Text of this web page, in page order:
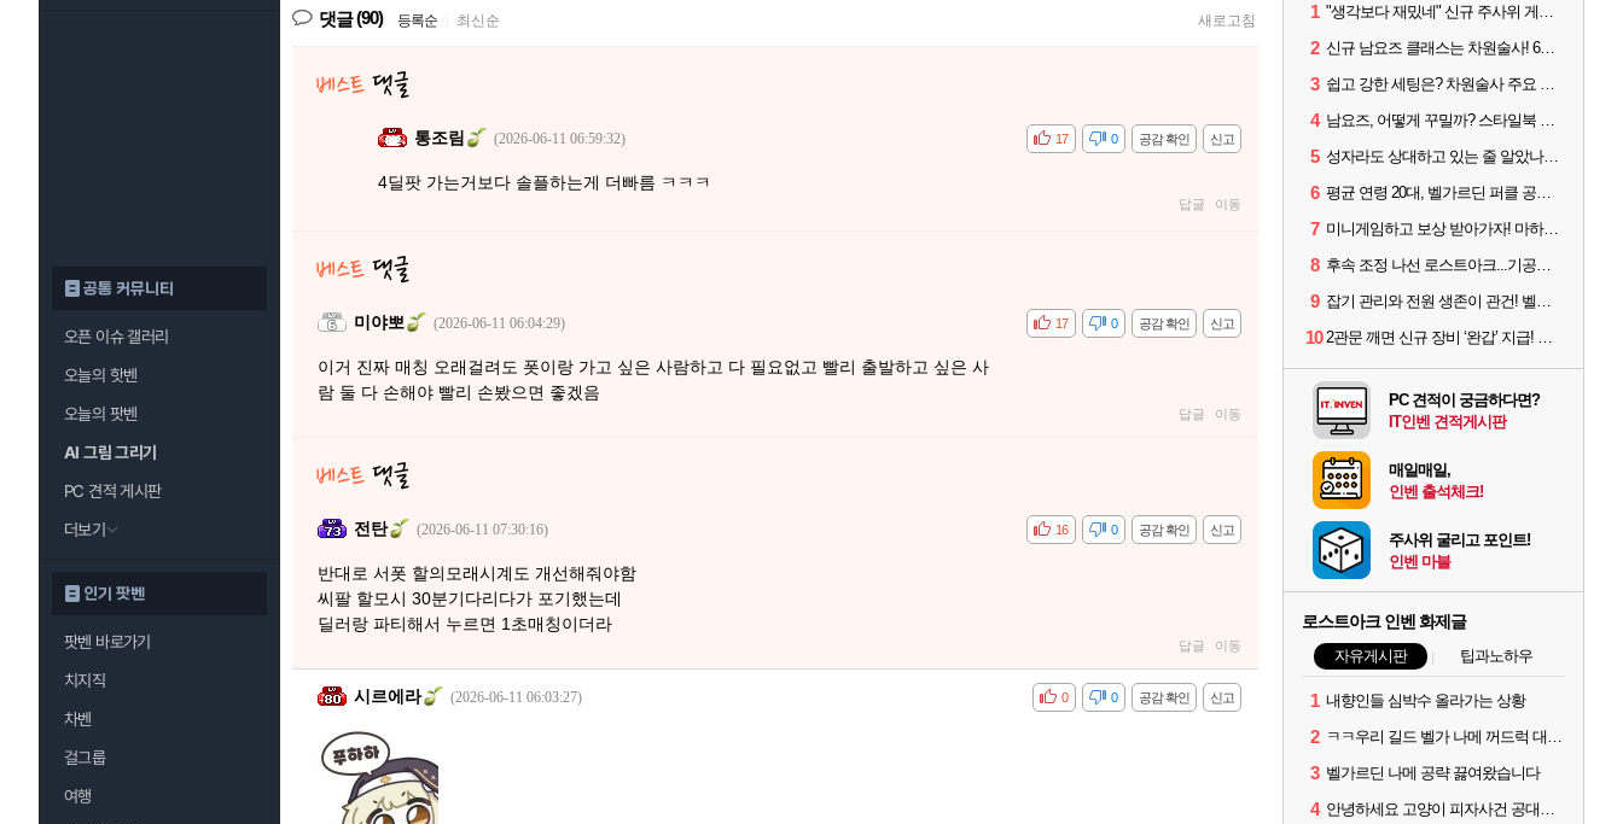
공통 커뮤니티
오픈 이슈 갤러리
오늘의 핫벤
오늘의 팟벤
AI 그림 그리기
PC 견적 게시판
더보기
인기 팟벤
팟벤 바로가기
치지직
차벤
걸그룹
여행
댓글(90) 등록순 최신순 새로고침
통조림 (2026-06-11 06:59:32) 신고
공감 확인
비공감 0
17
4딜팟 가는거보다 솔플하는게 더빠름 ㅋㅋㅋ
답글 이동
미야뽀 (2026-06-11 06:04:29) 신고
공감 확인
비공감 0
17
이거 진짜 매칭 오래걸려도 폿이랑 가고 싶은 사람하고 다 필요없고 빨리 출발하고 싶은 사
람 둘 다 손해야 빨리 손봤으면 좋겠음
답글 이동
전탄 (2026-06-11 07:30:16) 신고
공감 확인
비공감 0
16
반대로 서폿 할의모래시계도 개선해줘야함
씨팔 할모시 30분기다리다가 포기했는데
딜러랑 파티해서 누르면 1초매칭이더라
답글 이동
시르에라 (2026-06-11 06:03:27) 신고
공감 확인
비공감 0
0
1 "생각보다 재밌네" 신규 주사위 게임 티카투카 호평
2 신규 남요즈 클래스는 차원술사! 6월 20일 로아온 썸머 정리
3 쉽고 강한 세팅은? 차원술사 주요 빌드와 스킬 코드
4 남요즈, 어떻게 꾸밀까? 스타일북 인기 차원술사 커스터마이즈
5 성자라도 상대하고 있는 줄 알았나? 벨가르딘 이모저모
6 평균 연령 20대, 벨가르딘 퍼클 공대 '영로티'를 만나다
7 미니게임하고 보상 받아가자! 마하라카 썸머 캠프 할 일은?
8 후속 조정 나선 로스트아크...기공사, 차원술사 하향
9 잡기 관리와 전원 생존이 관건! 벨가르딘 유물 칭호 획득방법 정리
10 2관문 깨면 신규 장비 ‘완갑’ 지급! 그림자 레이드 벨가르딘 공개
PC 견적이 궁금하다면?
IT인벤 견적게시판
매일매일,
인벤 출석체크!
주사위 굴리고 포인트!
인벤 마블
로스트아크 인벤 화제글
자유게시판 팁과노하우
1 내향인들 심박수 올라가는 상황
2 ㅋㅋ우리 길드 벨가 나메 꺼드럭 대다가 싸움났다
3 벨가르딘 나메 공략 끓여왔습니다
4 안녕하세요 고양이 피자사건 공대원입니다.